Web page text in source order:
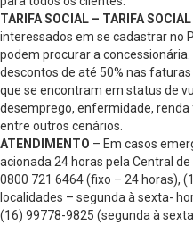
TARIFA SOCIAL – TARIFA
interessados em se cadastrar no
podem procurar a
descontos de até 50% nas
que se encontram em status de
desemprego, enfermidade,
entre outros cenários.
ATENDIMENTO – Em casos
acionada 24 horas pela Central
0800 721 6464 (fixo – 24 horas),
localidades – segunda à sexta-
(16) 99778-9825 (segunda à